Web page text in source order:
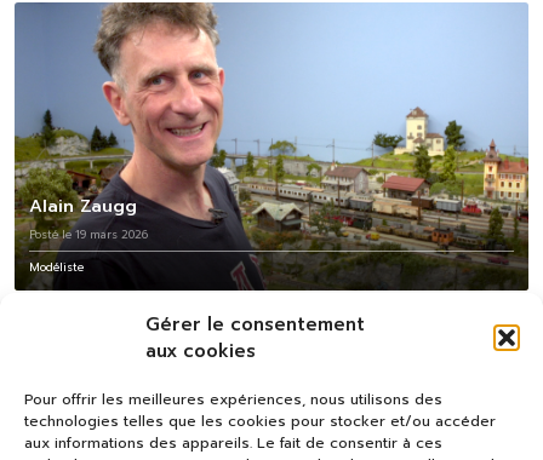
Gérer le consentement
aux cookies
Pour offrir les meilleures expériences, nous utilisons des
technologies telles que les cookies pour stocker et/ou accéder
aux informations des appareils. Le fait de consentir à ces
Alain Zaugg
Posté le 19 mars 2026
Modéliste